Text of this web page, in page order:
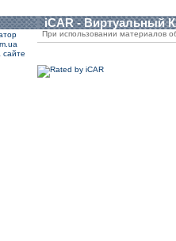
iCAR - Виртуальный
сайте
При использовании материалов